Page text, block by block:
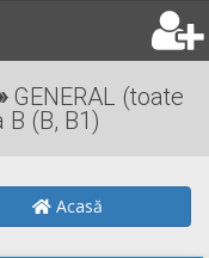
GENERAL (toate
(B, B1)
Acasă